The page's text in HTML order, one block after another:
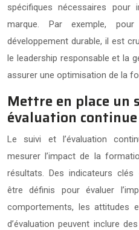
spécifiques nécessaires pour
marque. Par exemple,
développement durable, il est
le leadership responsable et la
assurer une optimisation de la
Mettre en place un
évaluation continue
Le suivi et l’évaluation
mesurer l’impact de la
résultats. Des indicateurs
être définis pour évaluer
comportements, les attitudes
d’évaluation peuvent inclure